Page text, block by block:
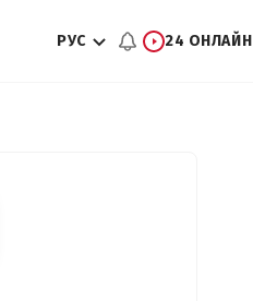
РУС 24 ОНЛАЙН